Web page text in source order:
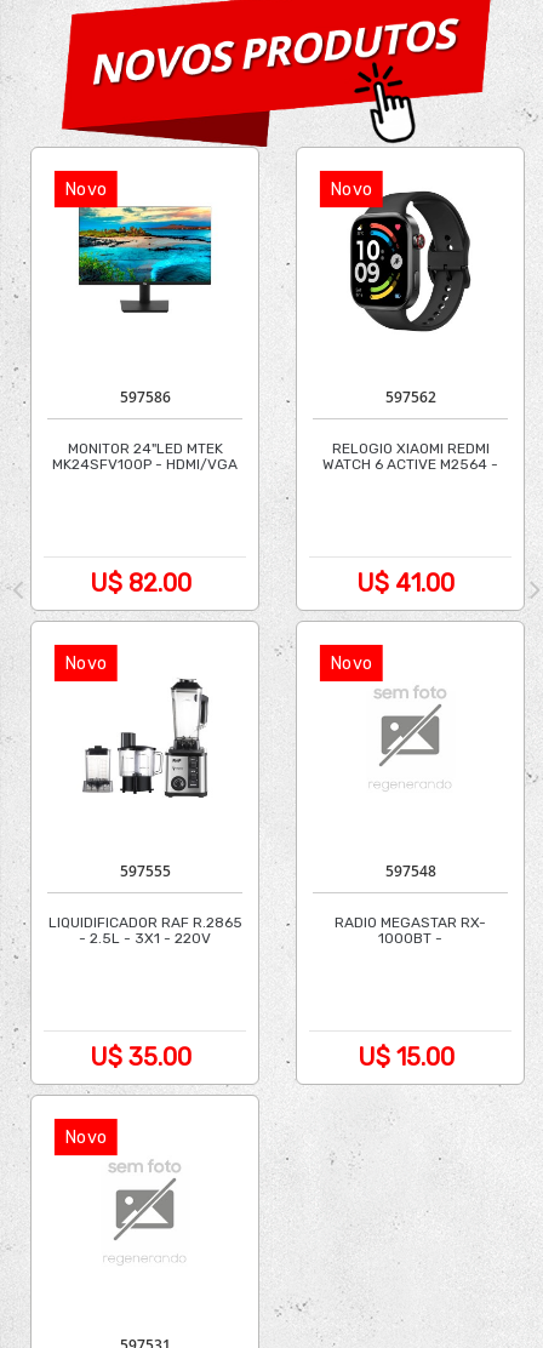
Novo
597586
MONITOR 24"LED MTEK
MK24SFV100P - HDMI/VGA
U$ 82.00
Novo
597562
RELOGIO XIAOMI REDMI
WATCH 6 ACTIVE M2564 -
U$ 41.00
Novo
597555
LIQUIDIFICADOR RAF R.2865
- 2.5L - 3X1 - 220V
U$ 35.00
Novo
597548
RADIO MEGASTAR RX-
1000BT -
U$ 15.00
Novo